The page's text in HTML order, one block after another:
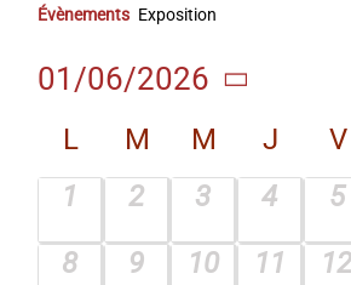
Évènements Exposition
01/06/2026
une
date.
Calendrier
de
Évènements
L M M J V
0
1
0
2
0
3
0
4
0
5
0
8
0
9
0
10
0
11
0
12